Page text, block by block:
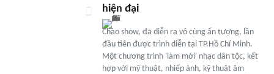
hiện đại
Chào show, đã diễn ra vô cùng ấn tượng, lần
đầu tiên được trình diễn tại TP.Hồ Chí Minh.
Một chương trình 'làm mới' nhạc dân tộc, kết
hợp với mỹ thuật, nhiếp ảnh, kỹ thuật âm